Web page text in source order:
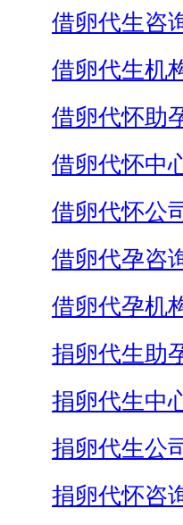
借卵代生咨
借卵代生机
借卵代怀助
借卵代怀中
借卵代怀公
借卵代孕咨
借卵代孕机
捐卵代生助
捐卵代生中
捐卵代生公
捐卵代怀咨